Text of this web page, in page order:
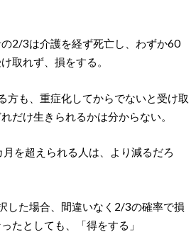
2/3は介護を経ず死亡し、わずか60
取れず、損をする。
方も、重症化してからでないと受け取
だけ生きられるかは分からない。
を超えられる人は、より減るだろ
した場合、間違いなく2/3の確率で損
たとしても、「得をする」